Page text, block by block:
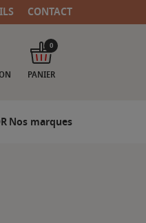
CONTACT
PANIER
0
Nos marques